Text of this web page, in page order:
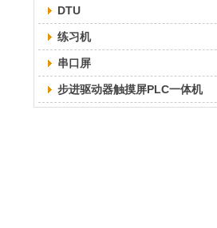
DTU
练习机
串口屏
步进驱动器触摸屏PLC一体机